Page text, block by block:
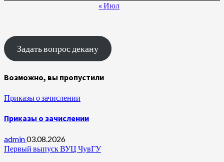
« Июл
Задать вопрос декану
Возможно, вы пропустили
Приказы о зачислении
Приказы о зачислении
admin03.08.2026
Первый выпуск ВУЦ ЧувГУ